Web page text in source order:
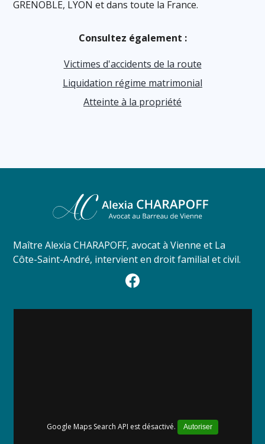
GRENOBLE, LYON et dans toute la France.
Consultez également :
Victimes d'accidents de la route
Liquidation régime matrimonial
Atteinte à la propriété
Maître Alexia CHARAPOFF, avocat à Vienne et La
Côte-Saint-André, intervient en droit familial et civil.
Google Maps Search API est désactivé. Autoriser